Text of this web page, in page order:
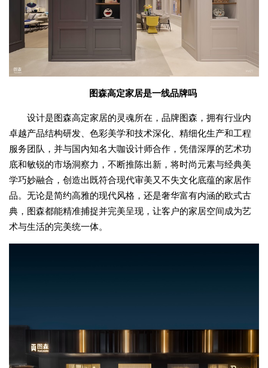
图森高定家居是一线品牌吗
设计是图森高定家居的灵魂所在，品牌图森，拥有行业内
卓越产品结构研发、色彩美学和技术深化、精细化生产和工程
服务团队，并与国内知名大咖设计师合作，凭借深厚的艺术功
底和敏锐的市场洞察力，不断推陈出新，将时尚元素与经典美
学巧妙融合，创造出既符合现代审美又不失文化底蕴的家居作
品。无论是简约高雅的现代风格，还是奢华富有内涵的欧式古
典，图森都能精准捕捉并完美呈现，让客户的家居空间成为艺
术与生活的完美统一体。